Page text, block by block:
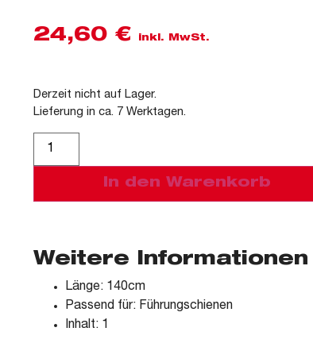
24,60 € inkl. MwSt.
Derzeit nicht auf Lager.
Lieferung in ca. 7 Werktagen.
In den Warenkorb
Weitere Informationen
Länge: 140cm
Passend für: Führungschienen
Inhalt: 1